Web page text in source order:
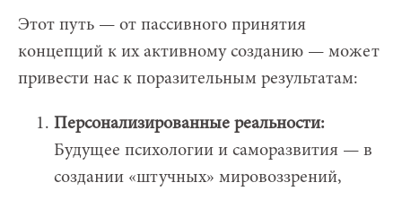
Этот путь — от пассивного принятия
концепций к их активному созданию — может
привести нас к поразительным результатам:
Персонализированные реальности:
Будущее психологии и саморазвития — в
создании «штучных» мировоззрений,